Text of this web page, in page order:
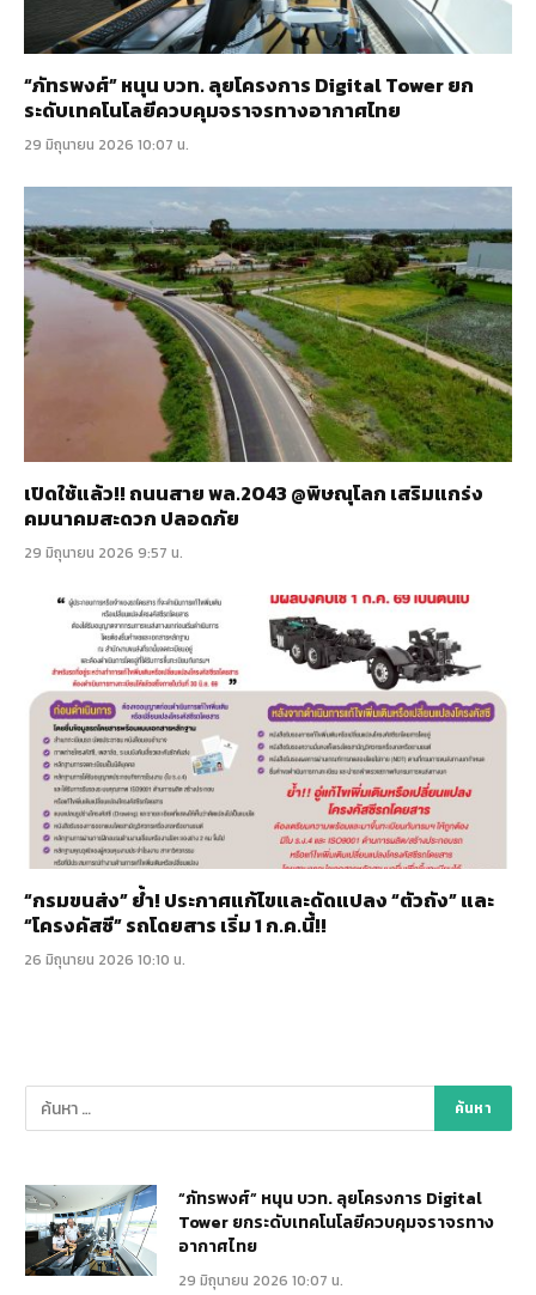
“ภัทรพงศ์” หนุน บวท. ลุยโครงการ Digital Tower ยก
ระดับเทคโนโลยีควบคุมจราจรทางอากาศไทย
29 มิถุนายน 2026 10:07 น.
เปิดใช้แล้ว!! ถนนสาย พล.2043 @พิษณุโลก เสริมแกร่ง
คมนาคมสะดวก ปลอดภัย
29 มิถุนายน 2026 9:57 น.
“กรมขนส่ง” ย้ำ! ประกาศแก้ไขและดัดแปลง “ตัวถัง” และ
“โครงคัสซี” รถโดยสาร เริ่ม 1 ก.ค.นี้!!
26 มิถุนายน 2026 10:10 น.
“ภัทรพงศ์” หนุน บวท. ลุยโครงการ Digital
Tower ยกระดับเทคโนโลยีควบคุมจราจรทาง
อากาศไทย
29 มิถุนายน 2026 10:07 น.